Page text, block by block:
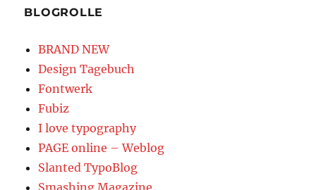
BLOGROLLE
BRAND NEW
Design Tagebuch
Fontwerk
Fubiz
I love typography
PAGE online – Weblog
Slanted TypoBlog